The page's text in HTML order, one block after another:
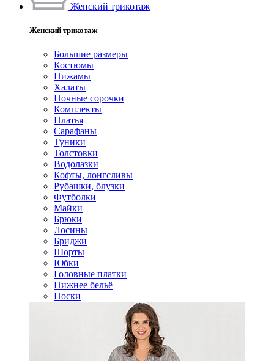
Женский трикотаж
Женский трикотаж
Большие размеры
Костюмы
Пижамы
Халаты
Ночные сорочки
Комплекты
Платья
Сарафаны
Туники
Толстовки
Водолазки
Кофты, лонгсливы
Рубашки, блузки
Футболки
Майки
Брюки
Лосины
Бриджи
Шорты
Юбки
Головные платки
Нижнее бельё
Носки